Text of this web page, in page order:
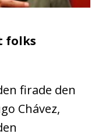
folks
firade den
Chávez,